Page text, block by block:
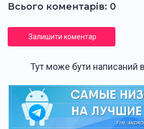
Всього коментарів: 0
Залишити коментар
Тут може бути написаний